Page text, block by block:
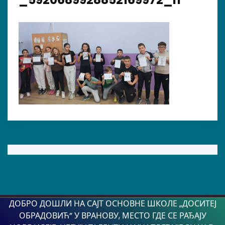
ДОБРО ДОШЛИ НА САЈТ ОСНОВНЕ ШКОЛЕ „ДОСИТЕЈ
ОБРАДОВИЋ” У ВРАНОВУ, МЕСТО ГДЕ СЕ РАЂАЈУ